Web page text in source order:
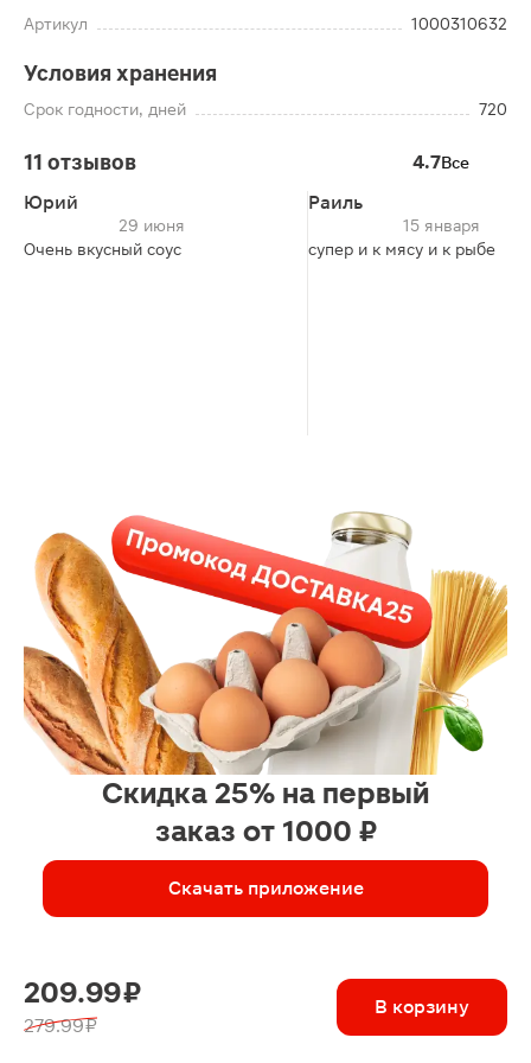
Артикул
1000310632
Условия хранения
Срок годности, дней 720
11 отзывов 4.7Все
Юрий
29 июня
Очень вкусный соус
Раиль
15 января
супер и к мясу и к рыбе
Скидка 25% на первый
заказ от 1000 ₽
Скачать приложение
209.99 ₽
279.99 ₽
В корзину